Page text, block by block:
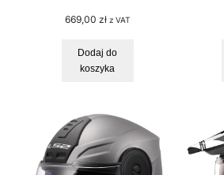
669,00 zł z VAT
Dodaj do
koszyka